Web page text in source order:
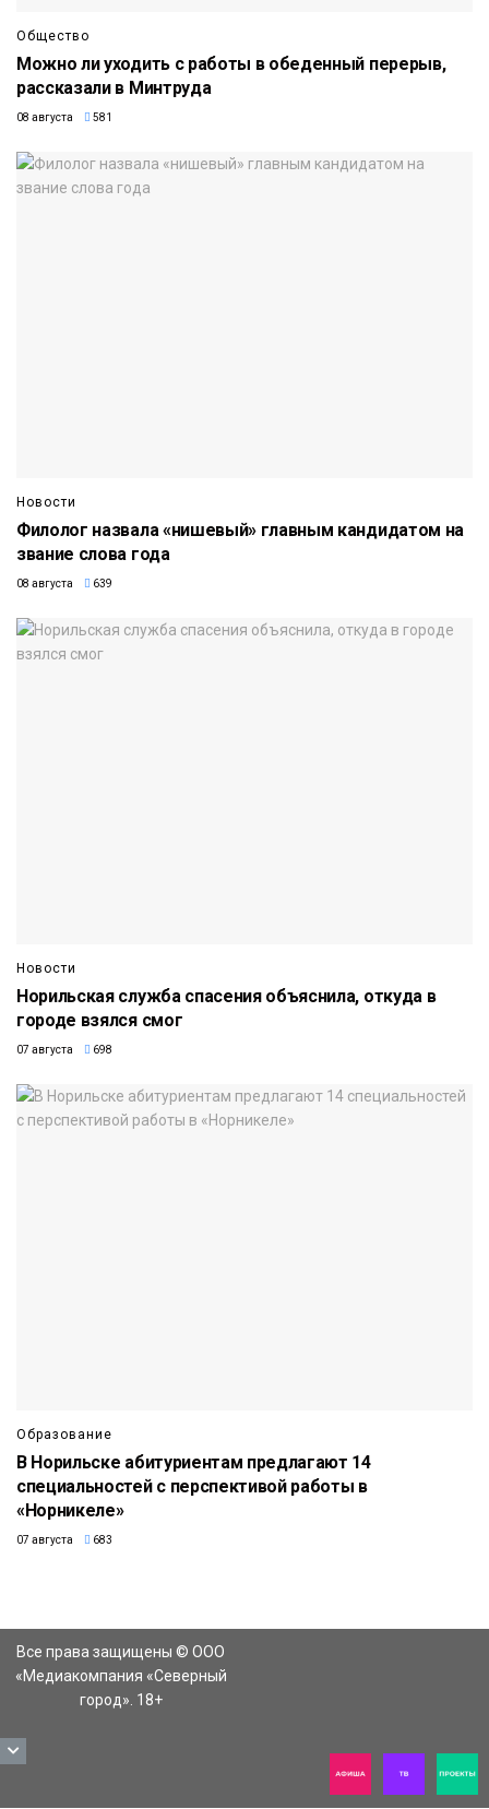
Общество
Можно ли уходить с работы в обеденный перерыв,
рассказали в Минтруда
08 августа 581
Новости
Филолог назвала «нишевый» главным кандидатом на
звание слова года
08 августа 639
Новости
Норильская служба спасения объяснила, откуда в
городе взялся смог
07 августа 698
Образование
В Норильске абитуриентам предлагают 14
специальностей с перспективой работы в
«Норникеле»
07 августа 683
Все права защищены © ООО
«Медиакомпания «Северный
город». 18+